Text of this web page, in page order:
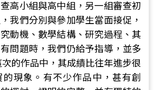
高小組與高中組，另一組審查初
我們分別與參加學生當面接促，
動機、數學結構、研究過程、其
問題時，我們仍給予指導，並多
的作品中，其成績比往年進步很
現象。有不少作品中，甚有創